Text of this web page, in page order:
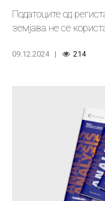
Податоците од
земјава не се
09.12.2024 214